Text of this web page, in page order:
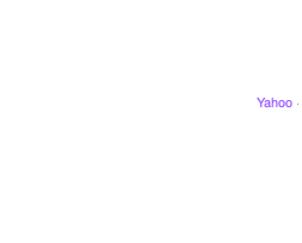
Yahoo ·